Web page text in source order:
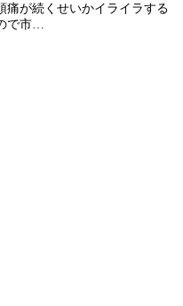
痛が続くせいかイライラする
で市…